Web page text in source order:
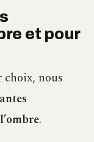
et pour
choix, nous
.